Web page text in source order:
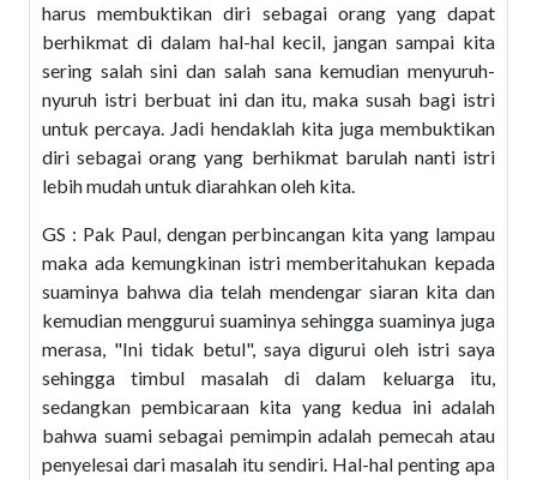
harus membuktikan diri sebagai orang yang dapat
berhikmat di dalam hal-hal kecil, jangan sampai kita
sering salah sini dan salah sana kemudian menyuruh-
nyuruh istri berbuat ini dan itu, maka susah bagi istri
untuk percaya. Jadi hendaklah kita juga membuktikan
diri sebagai orang yang berhikmat barulah nanti istri
lebih mudah untuk diarahkan oleh kita.
GS : Pak Paul, dengan perbincangan kita yang lampau
maka ada kemungkinan istri memberitahukan kepada
suaminya bahwa dia telah mendengar siaran kita dan
kemudian menggurui suaminya sehingga suaminya juga
merasa, "Ini tidak betul", saya digurui oleh istri saya
sehingga timbul masalah di dalam keluarga itu,
sedangkan pembicaraan kita yang kedua ini adalah
bahwa suami sebagai pemimpin adalah pemecah atau
penyelesai dari masalah itu sendiri. Hal-hal penting apa